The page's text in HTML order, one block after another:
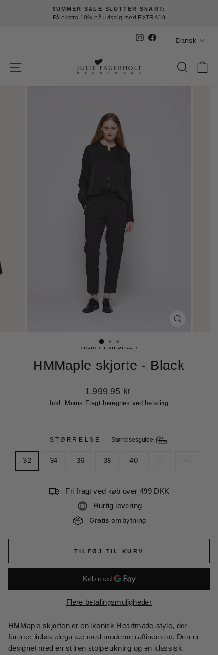
Pause
SUMMER SALE SLUTTER SNART:
Få ekstra 10% på udsalg med EXTRA10
Instagram
FacebookSprog
Dansk
SØG
Hjem / Full price /
HMMaple skjorte - Black
Normalpris
1.999,95 kr
Inkl. Moms Fragtberegnes ved betaling
STØRRELSE — Størrelsesguide
32 34 36 38 40
Fri fragt ved køb over 499 DKK
Hurtig levering
Gratis ombytning
TILFØJ TIL KURV
Flere betalingsmuligheder
HMMaple skjorten er en ikonisk Heartmade-style, der
forener tidløs elegance med moderne raffinement. Den er
designet med en stilren stolpelukning og en klassisk